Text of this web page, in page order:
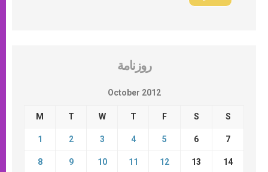
روزنامة
October 2012
M T W T F S S
1 2 3 4 5 6 7
8 9 10 11 12 13 14